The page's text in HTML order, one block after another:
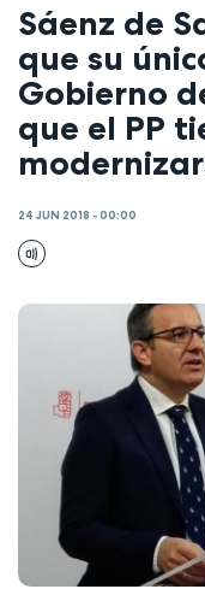
Sáenz de
que su
Gobierno
que el PP
24 JUN 2018 - 00:00